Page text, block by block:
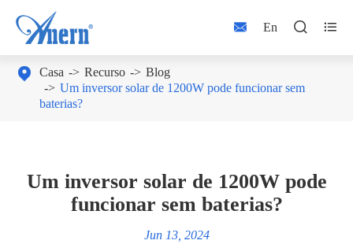
 En  
 Casa Recurso
Blog
Um inversor solar de 1200W pode funcionar sem
baterias?
Um inversor solar de 1200W pode
funcionar sem baterias?
Jun 13, 2024